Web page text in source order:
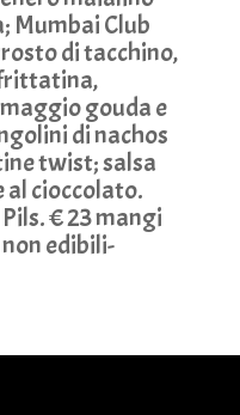
Mumbai Club
di tacchino,
gouda e
di nachos
twist; salsa
al cioccolato.
€ 23 mangi
edibili-